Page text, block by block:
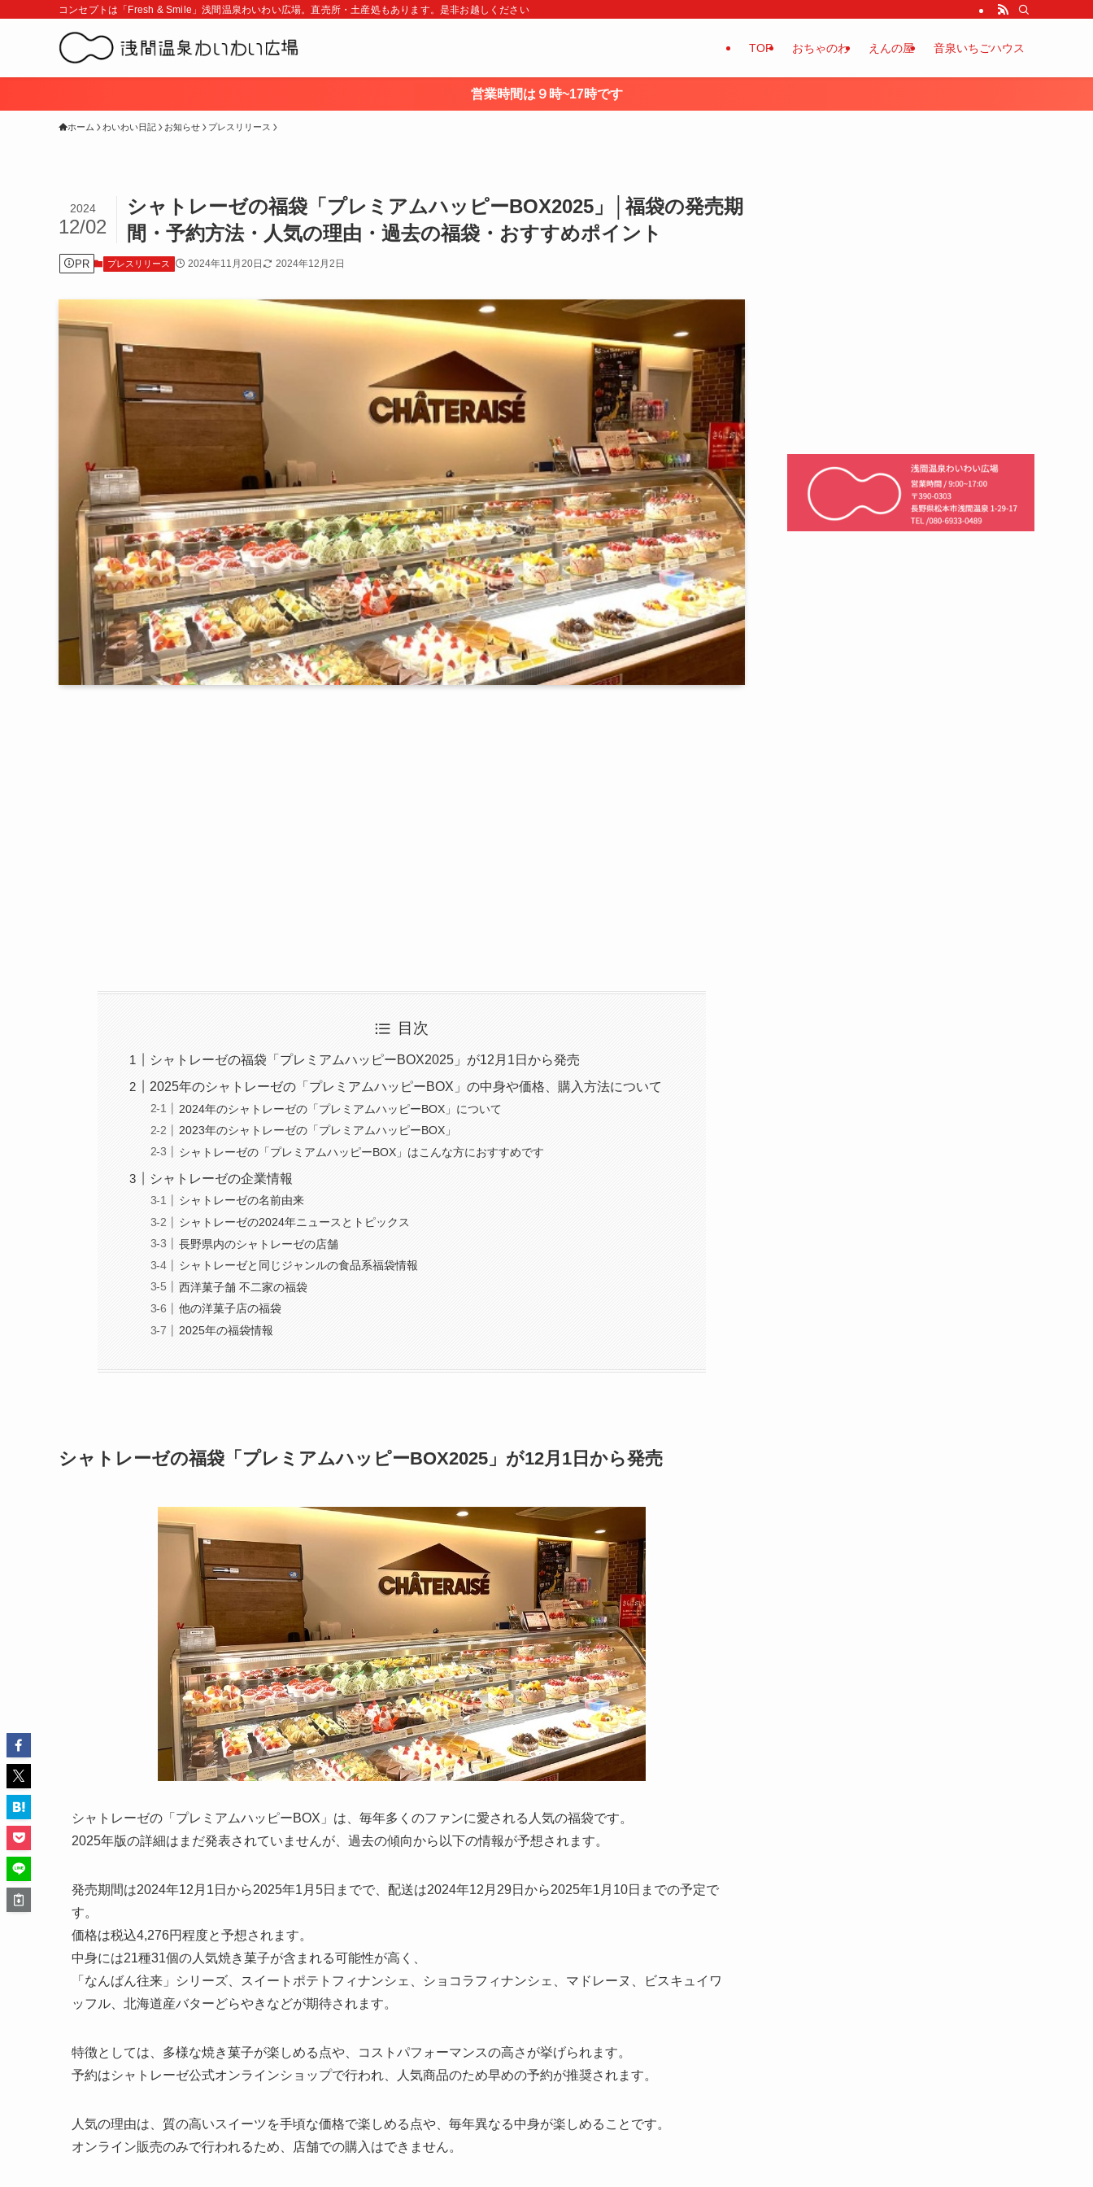
コンセプトは「Fresh & Smile」浅間温泉わいわい広場。直売所・土産処もあります。是非お越しください
TOP おちゃのわ えんの屋 音泉いちごハウス
営業時間は９時~17時です
ホーム わいわい日記 お知らせ プレスリリース
シャトレーゼの福袋「プレミアムハッピーBOX2025」│福袋の発売期
間・予約方法・人気の理由・過去の福袋・おすすめポイント
2024
12/02
PR プレスリリース 2024年11月20日 2024年12月2日
目次
シャトレーゼの福袋「プレミアムハッピーBOX2025」が12月1日から発売
2025年のシャトレーゼの「プレミアムハッピーBOX」の中身や価格、購入方法について
2024年のシャトレーゼの「プレミアムハッピーBOX」について
2023年のシャトレーゼの「プレミアムハッピーBOX」
シャトレーゼの「プレミアムハッピーBOX」はこんな方におすすめです
シャトレーゼの企業情報
シャトレーゼの名前由来
シャトレーゼの2024年ニュースとトピックス
長野県内のシャトレーゼの店舗
シャトレーゼと同じジャンルの食品系福袋情報
西洋菓子舗 不二家の福袋
他の洋菓子店の福袋
2025年の福袋情報
シャトレーゼの福袋「プレミアムハッピーBOX2025」が12月1日から発売
シャトレーゼの「プレミアムハッピーBOX」は、毎年多くのファンに愛される人気の福袋です。
2025年版の詳細はまだ発表されていませんが、過去の傾向から以下の情報が予想されます。
発売期間は2024年12月1日から2025年1月5日までで、配送は2024年12月29日から2025年1月10日までの予定で
す。
価格は税込4,276円程度と予想されます。
中身には21種31個の人気焼き菓子が含まれる可能性が高く、
「なんばん往来」シリーズ、スイートポテトフィナンシェ、ショコラフィナンシェ、マドレーヌ、ビスキュイワ
ッフル、北海道産バターどらやきなどが期待されます。
特徴としては、多様な焼き菓子が楽しめる点や、コストパフォーマンスの高さが挙げられます。
予約はシャトレーゼ公式オンラインショップで行われ、人気商品のため早めの予約が推奨されます。
人気の理由は、質の高いスイーツを手頃な価格で楽しめる点や、毎年異なる中身が楽しめることです。
オンライン販売のみで行われるため、店舗での購入はできません。